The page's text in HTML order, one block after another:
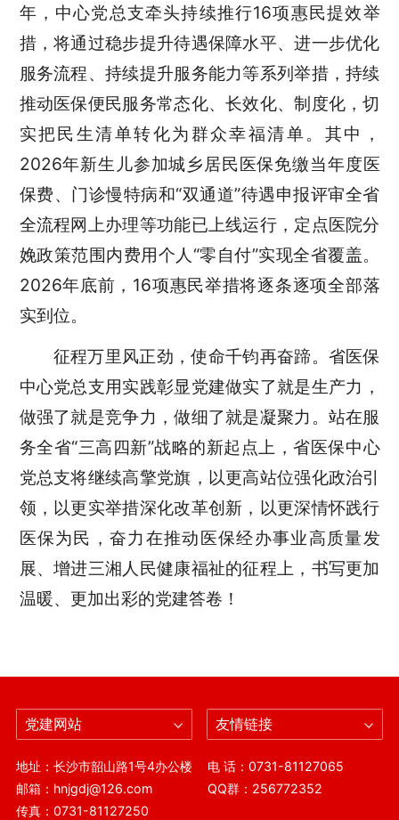
年，中心党总支牵头持续推行16项惠民提效举
措，将通过稳步提升待遇保障水平、进一步优化
服务流程、持续提升服务能力等系列举措，持续
推动医保便民服务常态化、长效化、制度化，切
实把民生清单转化为群众幸福清单。其中，
2026年新生儿参加城乡居民医保免缴当年度医
保费、门诊慢特病和“双通道”待遇申报评审全省
全流程网上办理等功能已上线运行，定点医院分
娩政策范围内费用个人“零自付”实现全省覆盖。
2026年底前，16项惠民举措将逐条逐项全部落
实到位。
征程万里风正劲，使命千钧再奋蹄。省医保
中心党总支用实践彰显党建做实了就是生产力，
做强了就是竞争力，做细了就是凝聚力。站在服
务全省“三高四新”战略的新起点上，省医保中心
党总支将继续高擎党旗，以更高站位强化政治引
领，以更实举措深化改革创新，以更深情怀践行
医保为民，奋力在推动医保经办事业高质量发
展、增进三湘人民健康福祉的征程上，书写更加
温暖、更加出彩的党建答卷 ！
党建网站 友情链接
地址：长沙市韶山路1号4办公楼
电 话：0731-81127065
邮箱：hnjgdj@126.com
QQ群：256772352
传真：0731-81127250